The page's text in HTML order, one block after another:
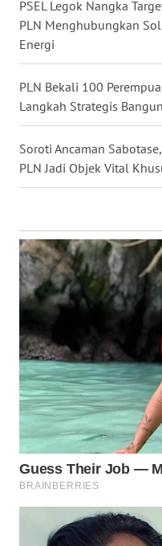
PSEL Legok Nangka
PLN Menghubungkan
Energi
PLN Bekali 100
Langkah Strategis
Soroti Ancaman
PLN Jadi Objek Vital
WN
KALTARA
WN
KALSEL
WN
KALTIM
WN
WN
GORONTALO
WN
WN
MALUKU
WN
MALUT
WN